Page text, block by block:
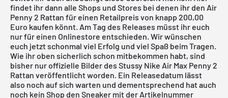
findet ihr dann alle Shops und Stores bei denen ihr den Air
Penny 2 Rattan für einen Retailpreis von knapp 200,00
Euro kaufen könnt. Am Tag des Releases müsst ihr euch
nur für einen Onlinestore entschieden. Wir wünschen
euch jetzt schonmal viel Erfolg und viel Spaß beim Tragen.
Wie ihr oben sicherlich schon mitbekommen habt, sind
bisher nur offizielle Bilder des Stussy Nike Air Max Penny 2
Rattan veröffentlicht worden. Ein Releasedatum lässt
also noch auf sich warten und dementsprechend hat auch
noch kein Shop den Sneaker mit der Artikelnummer